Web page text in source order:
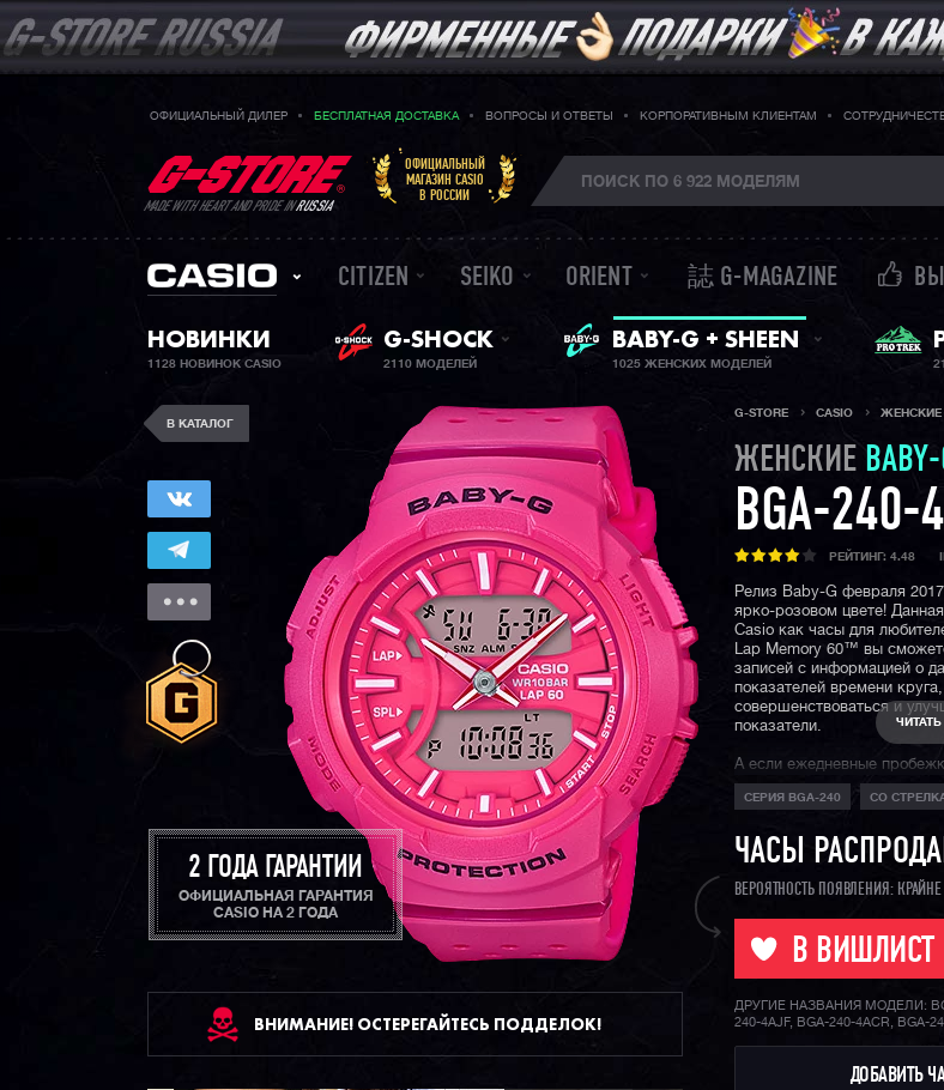
ОФИЦИАЛЬНЫЙ ДИЛЕР БЕСПЛАТНАЯ ДОСТАВКА ВОПРОСЫ И ОТВЕТЫ КОРПОРАТИВНЫМ КЛИЕНТАМ
MADE WITH HEART AND PRIDE INRUSSIA
ОФИЦИАЛЬНЫЙ
МАГАЗИН CASIO
В РОССИИ
CITIZEN SEIKO ORIENT 誌 G-MAGAZINE
НОВИНКИ
1128 НОВИНОК CASIO
G-SHOCK
2110 МОДЕЛЕЙ
ЖЕНСКИЕ ЧАСЫ
BABY-G + SHEEN
1025 ЖЕНСКИХ МОДЕЛЕЙ
В КАТАЛОГ
2 ГОДА ГАРАНТИИ
ОФИЦИАЛЬНАЯ ГАРАНТИЯ
CASIO НА 2 ГОДА
ВНИМАНИЕ! ОСТЕРЕГАЙТЕСЬ ПОДДЕЛОК!
G-STORE CASIO ЖЕНСКИЕ
ЖЕНСКИЕ
BGA-240-
РЕЙТИНГ: 4.48
Релиз Baby-G февраля 2017
ярко-розовом цвете!
Casio как часы для
Lap Memory 60™ вы
записей с информацией о
показателей времени
совершенствоваться и
показатели.
А если ежедневные
порядке, ведь перед вами
которая украсит любое
СЕРИЯ BGA-240 СО
ЧАСЫ
ВЕРОЯТНОСТЬ ПОЯВЛЕНИЯ: КРАЙНЕ
В ВИШЛИСТ
ДРУГИЕ НАЗВАНИЯ МОДЕЛИ:
240-4AJF, BGA-240-4ACR, BGA-
ДОБАВИТЬ